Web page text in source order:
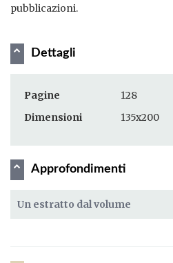
pubblicazioni.
Dettagli
Pagine
128
Dimensioni
135x200
Approfondimenti
Un estratto dal volume